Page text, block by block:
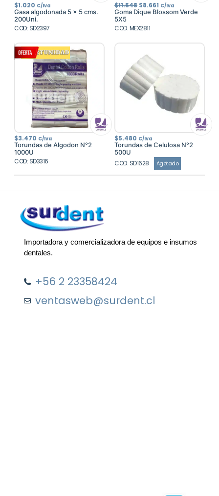
$1.020 C/Iva
Gasa algodonada 5 x 5 cms.
200Uni.
COD: SD2397
$11.548 El
precio
original
$11.548.
$8.661 El
precio
actual
C/Iva
Goma Dique Blossom Verde
5X5
COD: MEX2811
$3.470 C/Iva
Torundas de Algodon N°2
1000U
COD: SD3316
$5.480 C/Iva
Torundas de Celulosa N°2
500U
COD: SD1628 Agotado
Importadora y comercializadora de equipos e insumos
dentales.
+56 2 23358424
ventasweb@surdent.cl